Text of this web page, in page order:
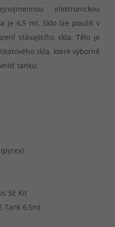
elektronickou
je 6,5 ml. Sklo lze použít v
stávajícího skla. Tělo je
skla, které výborně
tanku.
SE Kit
Tank 6,5ml